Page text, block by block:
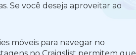
Se você deseja aproveitar ao
móveis para navegar no